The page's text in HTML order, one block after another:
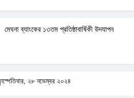
মেঘনা ব্যাংকের ১৩তম প্রতিষ্ঠাবার্ষিকী উদযাপন
২৮ নভেম্বর ২০২৪